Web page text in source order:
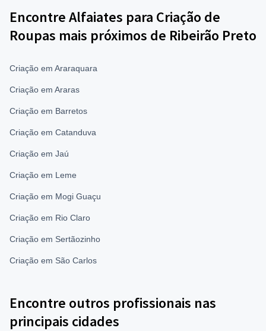
Encontre Alfaiates para Criação de
Roupas mais próximos de Ribeirão Preto
Criação em Araraquara
Criação em Araras
Criação em Barretos
Criação em Catanduva
Criação em Jaú
Criação em Leme
Criação em Mogi Guaçu
Criação em Rio Claro
Criação em Sertãozinho
Criação em São Carlos
Encontre outros profissionais nas
principais cidades